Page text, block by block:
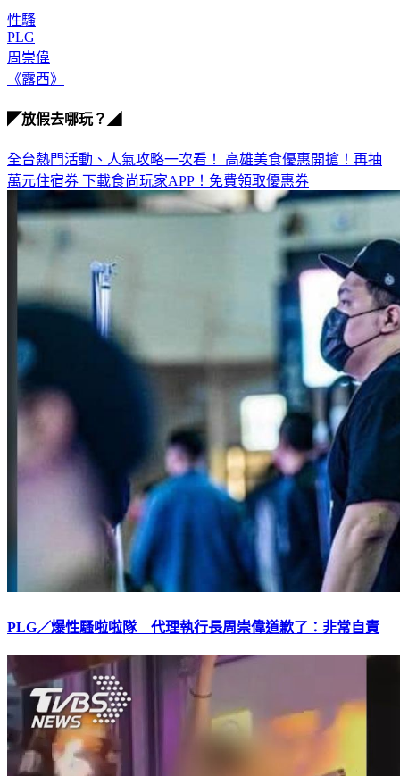
性騷
PLG
周崇偉
《露西》
◤放假去哪玩？◢
全台熱門活動、人氣攻略一次看！ 高雄美食優惠開搶！再抽
萬元住宿券 下載食尚玩家APP！免費領取優惠券
PLG／爆性騷啦啦隊 代理執行長周崇偉道歉了：非常自責